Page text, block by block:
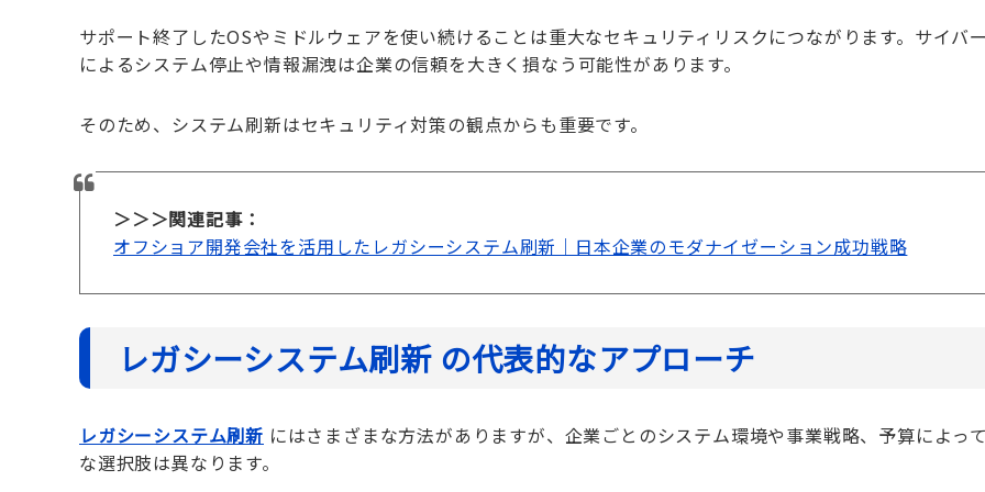
サポート終了したOSやミドルウェアを使い続けることは重大なセキュリティリスクにつながります。サイバ
によるシステム停止や情報漏洩は企業の信頼を大きく損なう可能性があります。
そのため、システム刷新はセキュリティ対策の観点からも重要です。
＞＞＞関連記事：
オフショア開発会社を活用したレガシーシステム刷新｜日本企業のモダナイゼーション成功戦略
レガシーシステム刷新 の代表的なアプローチ
レガシーシステム刷新 にはさまざまな方法がありますが、企業ごとのシステム環境や事業戦略、予算によっ
な選択肢は異なります。